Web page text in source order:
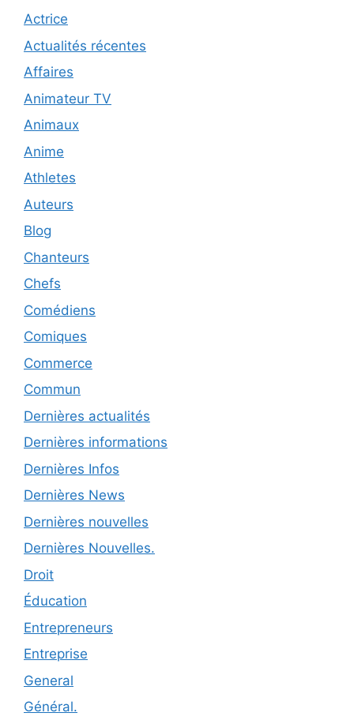
Actrice
Actualités récentes
Affaires
Animateur TV
Animaux
Anime
Athletes
Auteurs
Blog
Chanteurs
Chefs
Comédiens
Comiques
Commerce
Commun
Dernières actualités
Dernières informations
Dernières Infos
Dernières News
Dernières nouvelles
Dernières Nouvelles.
Droit
Éducation
Entrepreneurs
Entreprise
General
Général.